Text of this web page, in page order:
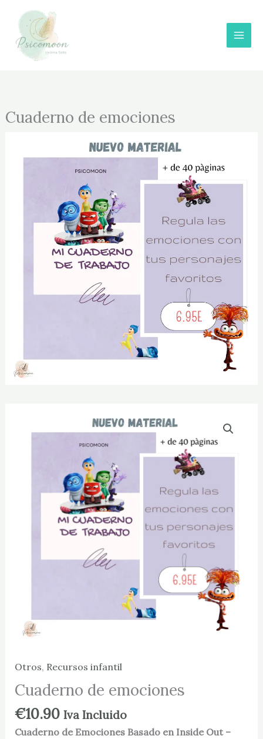
contenido
Cuaderno de emociones
Otros, Recursos infantil
Cuaderno de emociones
€10.90 Iva Incluido
Cuaderno de Emociones Basado en Inside Out –
cantidad